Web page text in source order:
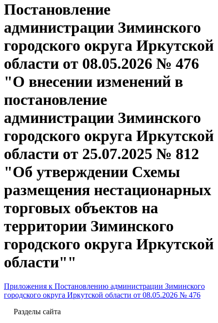
Постановление
администрации Зиминского
городского округа Иркутской
области от 08.05.2026 № 476
"О внесении изменений в
постановление
администрации Зиминского
городского округа Иркутской
области от 25.07.2025 № 812
"Об утверждении Схемы
размещения нестационарных
торговых объектов на
территории Зиминского
городского округа Иркутской
области""
Приложения к Постановлению администрации Зиминского
городского округа Иркутской области от 08.05.2026 № 476
Разделы сайта